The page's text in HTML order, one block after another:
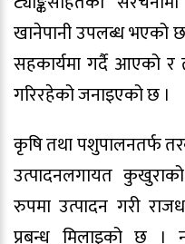
खानेपानी उपलब्ध भएको छ
सहकार्यमा गर्दै आएको र
गरिरहेको जनाइएको छ ।
कृषि तथा पशुपालनतर्फ
उत्पादनलगायत
रुपमा उत्पादन गरी
प्रबन्ध मिलाइको छ ।